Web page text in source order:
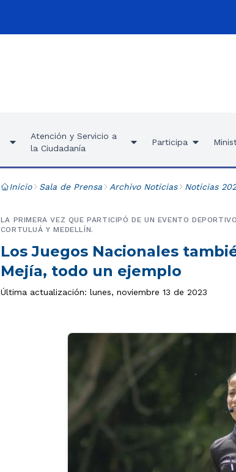
Atención y Servicio a
la Ciudadanía
Participa
Inicio Sala de Prensa Archivo Noticias Noticias
Los Juegos Nacionales
Mejía, todo un ejemplo
LA PRIMERA VEZ QUE PARTICIPÓ DE UN EVENTO
CORTULUÁ Y MEDELLÍN.
Última actualización: lunes, noviembre 13 de 2023